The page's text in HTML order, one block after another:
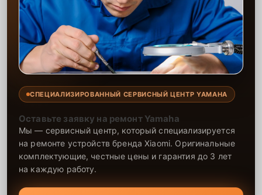
СПЕЦИАЛИЗИРОВАННЫЙ СЕРВИСНЫЙ ЦЕНТР YAMAHA
Оставьте заявку на ремонт Yamaha
Мы — сервисный центр, который специализируется
на ремонте устройств бренда Xiaomi. Оригинальные
комплектующие, честные цены и гарантия до 3 лет
на каждую работу.